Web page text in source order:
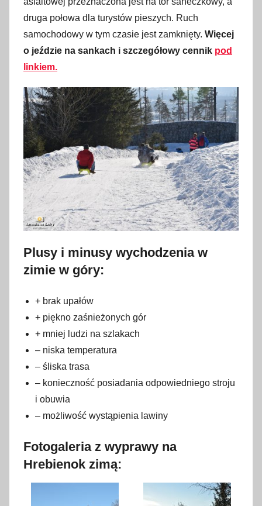
druga połowa dla turystów pieszych. Ruch
samochodowy w tym czasie jest zamknięty. Więcej
o jeździe na sankach i szczegółowy cennik pod
linkiem.
Plusy i minusy wychodzenia w
zimie w góry:
+ brak upałów
+ piękno zaśnieżonych gór
+ mniej ludzi na szlakach
– niska temperatura
– śliska trasa
– konieczność posiadania odpowiedniego stroju
i obuwia
– możliwość wystąpienia lawiny
Fotogaleria z wyprawy na
Hrebienok zimą: